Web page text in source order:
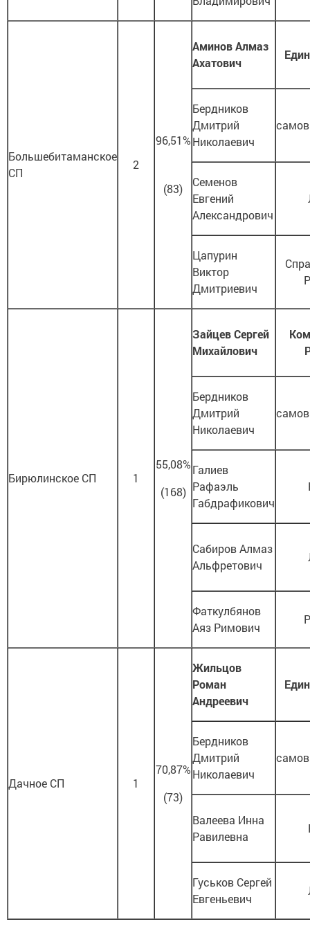
Большебитаманское
СП
2
96,51%
(83)
Аминов Алмаз
Ахатович
Бердников
Дмитрий
Николаевич
Семенов
Евгений
Александрович
Цапурин
Виктор
Дмитриевич
Бирюлинское СП 1
55,08%
(168)
Зайцев Сергей
Михайлович
Бердников
Дмитрий
Николаевич
Галиев
Рафаэль
Габдрафикович
Сабиров Алмаз
Альфретович
Фаткулбянов
Аяз Римович
Дачное СП 1
70,87%
(73)
Жильцов
Роман
Андреевич
Бердников
Дмитрий
Николаевич
Валеева Инна
Равилевна
Гуськов Сергей
Евгеньевич